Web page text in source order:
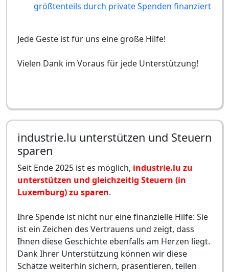
größtenteils durch private Spenden finanziert
Jede Geste ist für uns eine große Hilfe!
Vielen Dank im Voraus für jede Unterstützung!
industrie.lu unterstützen und Steuern
sparen
Seit Ende 2025 ist es möglich, industrie.lu zu
unterstützen und gleichzeitig Steuern (in
Luxemburg) zu sparen.
Ihre Spende ist nicht nur eine finanzielle Hilfe: Sie
ist ein Zeichen des Vertrauens und zeigt, dass
Ihnen diese Geschichte ebenfalls am Herzen liegt.
Dank Ihrer Unterstützung können wir diese
Schätze weiterhin sichern, präsentieren, teilen